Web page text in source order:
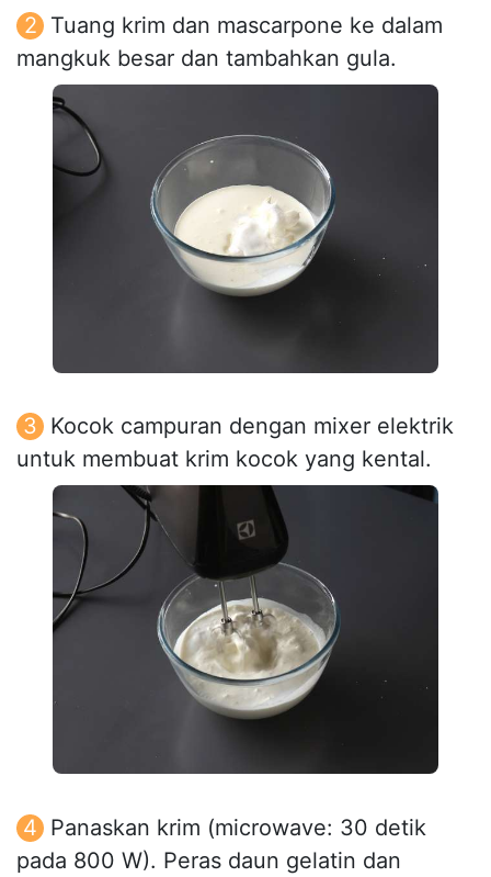
Tuang krim dan mascarpone ke dalam
mangkuk besar dan tambahkan gula.
Kocok campuran dengan mixer elektrik
untuk membuat krim kocok yang kental.
Panaskan krim (microwave: 30 detik
pada 800 W). Peras daun gelatin dan